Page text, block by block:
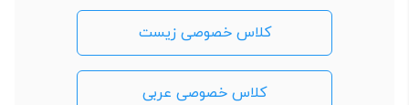
کلاس خصوصی زیست
کلاس خصوصی عربی